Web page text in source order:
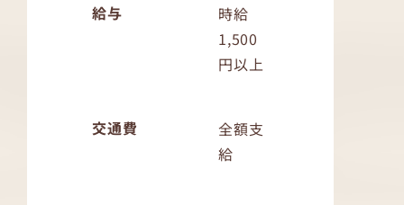
給与
時給
1,500
円以上
交通費
全額支
給